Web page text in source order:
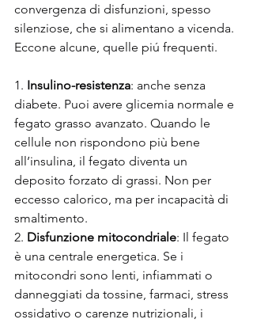
convergenza di disfunzioni, spesso
silenziose, che si alimentano a vicenda.
Eccone alcune, quelle piú frequenti.
1. Insulino-resistenza: anche senza
diabete. Puoi avere glicemia normale e
fegato grasso avanzato. Quando le
cellule non rispondono più bene
all’insulina, il fegato diventa un
deposito forzato di grassi. Non per
eccesso calorico, ma per incapacità di
smaltimento.
2. Disfunzione mitocondriale: Il fegato
è una centrale energetica. Se i
mitocondri sono lenti, infiammati o
danneggiati da tossine, farmaci, stress
ossidativo o carenze nutrizionali, i